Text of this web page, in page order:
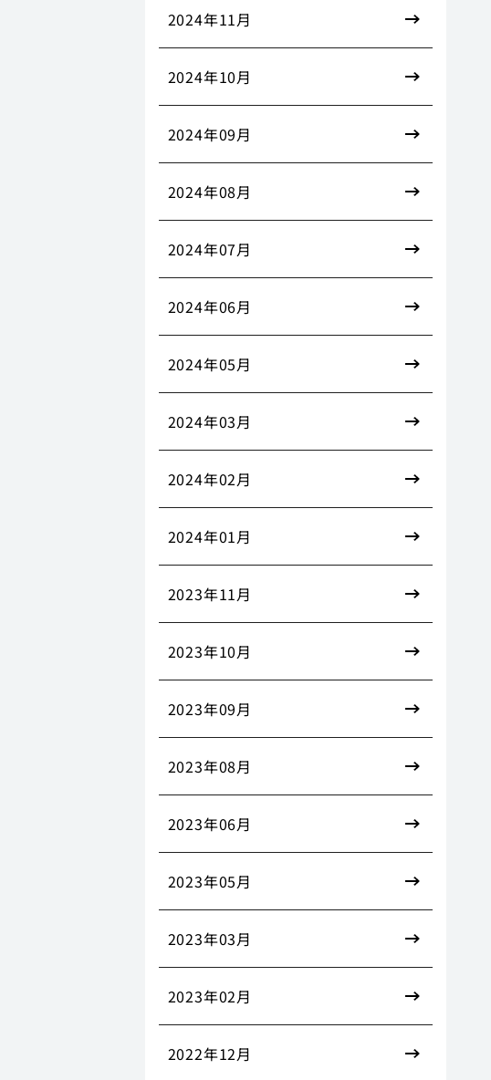
2024年11月
2024年10月
2024年09月
2024年08月
2024年07月
2024年06月
2024年05月
2024年03月
2024年02月
2024年01月
2023年11月
2023年10月
2023年09月
2023年08月
2023年06月
2023年05月
2023年03月
2023年02月
2022年12月